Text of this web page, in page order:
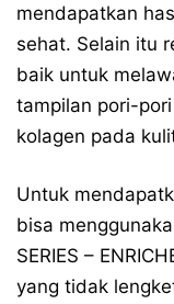
mendapatkan
sehat. Selain itu
baik untuk
tampilan pori-
kolagen pada
Untuk
bisa
SERIES –
yang tidak